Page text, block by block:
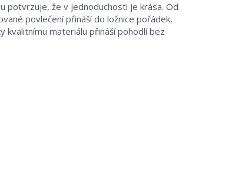
potvrzuje, že v jednoduchosti je krása. Od
povlečení přináší do ložnice pořádek,
kvalitnímu materiálu přináší pohodlí bez